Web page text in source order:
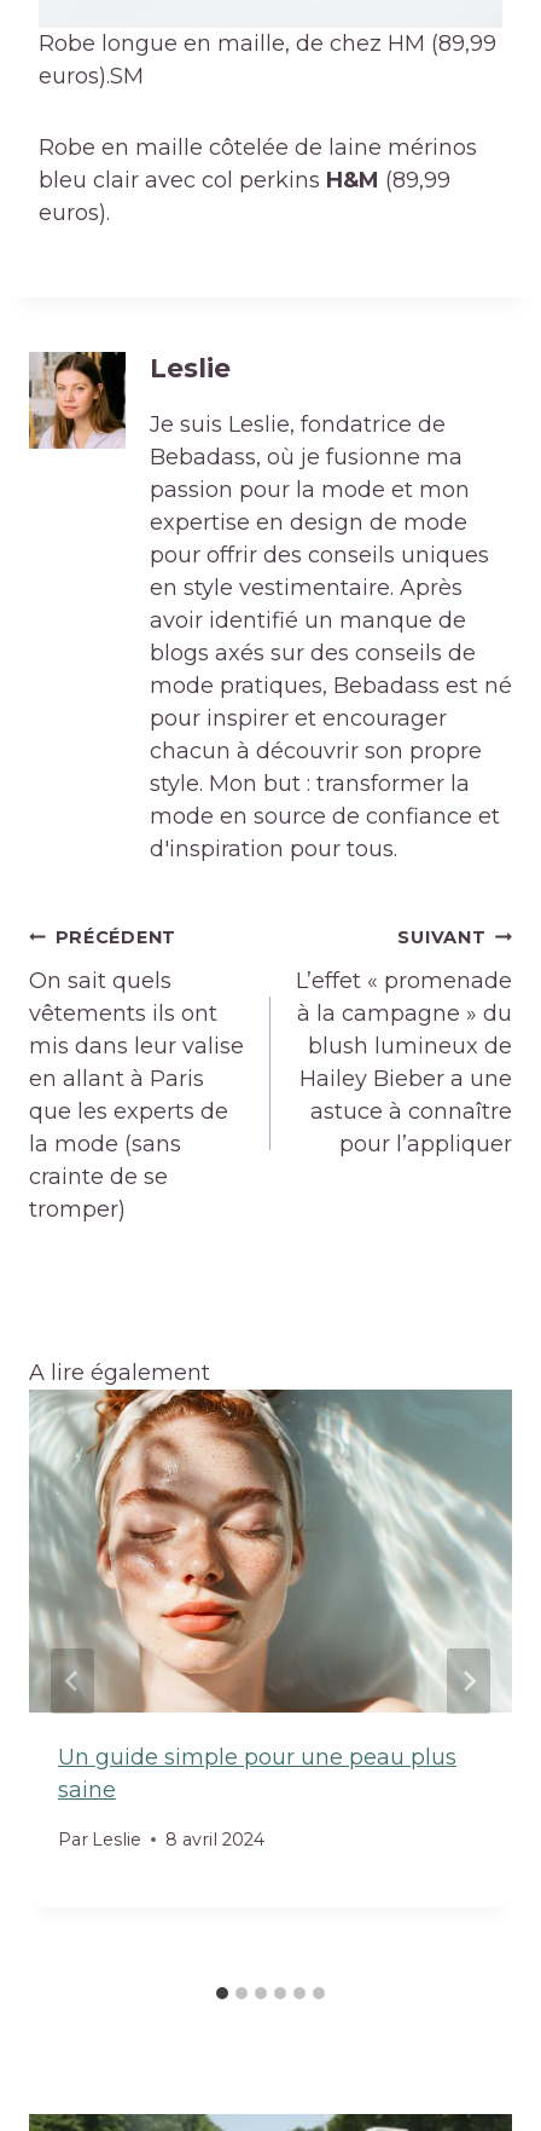
Robe longue en maille, de chez HM (89,99
euros).SM
Robe en maille côtelée de laine mérinos
bleu clair avec col perkins H&M (89,99
euros).
Leslie
Je suis Leslie, fondatrice de
Bebadass, où je fusionne ma
passion pour la mode et mon
expertise en design de mode
pour offrir des conseils uniques
en style vestimentaire. Après
avoir identifié un manque de
blogs axés sur des conseils de
mode pratiques, Bebadass est né
pour inspirer et encourager
chacun à découvrir son propre
style. Mon but : transformer la
mode en source de confiance et
d'inspiration pour tous.
Navigation
de
l’article
PRÉCÉDENT
On sait quels
vêtements ils ont
mis dans leur valise
en allant à Paris
que les experts de
la mode (sans
crainte de se
tromper)
SUIVANT
L’effet « promenade
à la campagne » du
blush lumineux de
Hailey Bieber a une
astuce à connaître
pour l’appliquer
A lire également
Un guide simple pour une peau plus
saine
Par Leslie 8 avril 2024